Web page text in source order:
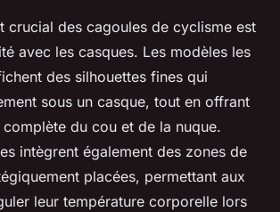
crucial des cagoules de cyclisme est
avec les casques. Les modèles les
des silhouettes fines qui
sous un casque, tout en offrant
du cou et de la nuque.
intègrent également des zones de
placées, permettant aux
leur température corporelle lors